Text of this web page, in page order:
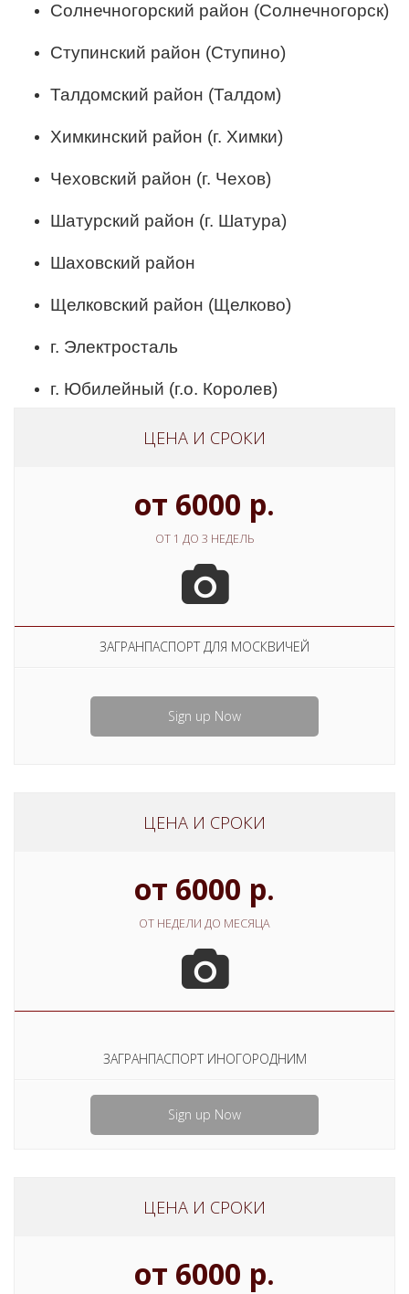
Солнечногорский район (Солнечногорск)
Ступинский район (Ступино)
Талдомский район (Талдом)
Химкинский район (г. Химки)
Чеховский район (г. Чехов)
Шатурский район (г. Шатура)
Шаховский район
Щелковский район (Щелково)
г. Электросталь
г. Юбилейный (г.о. Королев)
ЦЕНА И СРОКИ
от 6000 р.
ОТ 1 ДО 3 НЕДЕЛЬ
ЗАГРАНПАСПОРТ ДЛЯ МОСКВИЧЕЙ
Sign up Now
ЦЕНА И СРОКИ
от 6000 р.
ОТ НЕДЕЛИ ДО МЕСЯЦА
ЗАГРАНПАСПОРТ ИНОГОРОДНИМ
Sign up Now
ЦЕНА И СРОКИ
от 6000 р.